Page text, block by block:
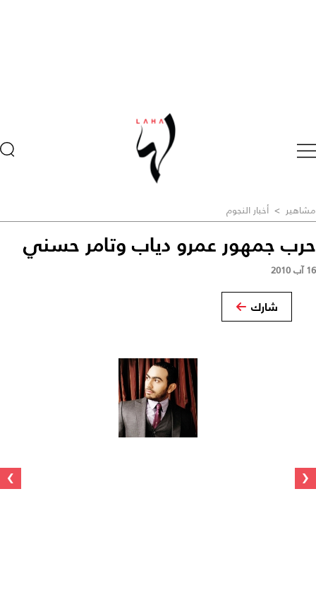
مشاهير > أخبار النجوم
حرب جمهور عمرو دياب وتامر حسني
16 آب 2010
شارك
‹
›